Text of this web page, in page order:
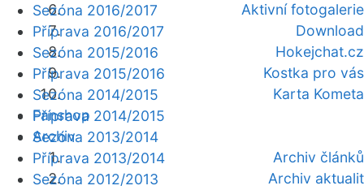
Aktivní fotogalerie
Download
Hokejchat.cz
Kostka pro vás
Karta Kometa
Fanshop
Archiv
Archiv článků
Archiv aktualit
Sezóna 2016/2017
Příprava 2016/2017
Sezóna 2015/2016
Příprava 2015/2016
Sezóna 2014/2015
Příprava 2014/2015
Sezóna 2013/2014
Příprava 2013/2014
Sezóna 2012/2013